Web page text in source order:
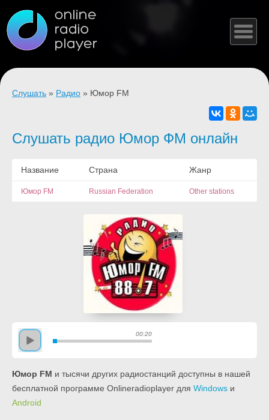
Слушать » Радио » Юмор FM
Слушать радио Юмор ФМ онлайн
Название Страна Жанр
Юмор FM Russian Federation Other stations
00:20
Юмор FM и тысячи других радиостанций доступны в нашей
бесплатной программе Onlineradioplayer для Windows и
Android